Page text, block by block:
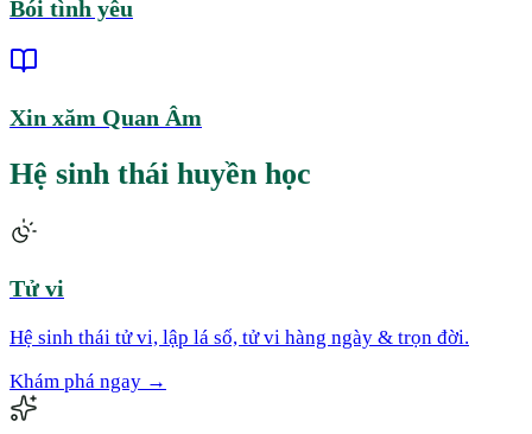
Bói tình yêu
Xin xăm Quan Âm
Hệ sinh thái huyền học
Tử vi
Hệ sinh thái tử vi, lập lá số, tử vi hàng ngày & trọn đời.
Khám phá ngay →